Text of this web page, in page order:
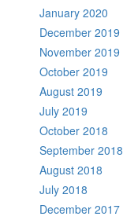
January 2020
December 2019
November 2019
October 2019
August 2019
July 2019
October 2018
September 2018
August 2018
July 2018
December 2017